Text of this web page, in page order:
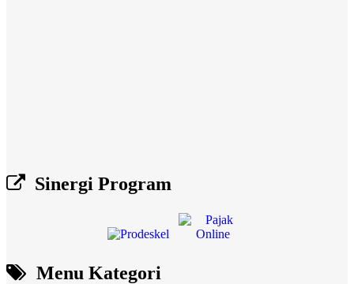
Sinergi Program
Menu Kategori